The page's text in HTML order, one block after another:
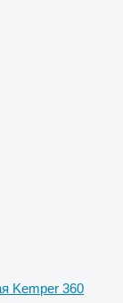
Kemper 360